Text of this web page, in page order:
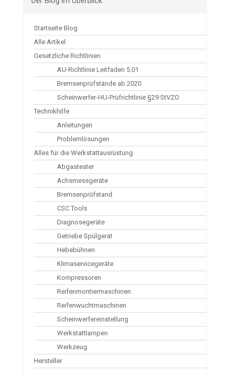
Startseite Blog
Alle Artikel
Gesetzliche Richtlinien
AU-Richtlinie Leitfaden 5.01
Bremsenprüfstände ab 2020
Scheinwerfer-HU-Prüfrichtlinie §29 StVZO
Technikhilfe
Anleitungen
Problemlösungen
Alles für die Werkstattausrüstung
Abgastester
Achsmessgeräte
Bremsenprüfstand
CSC Tools
Diagnosegeräte
Getriebe Spülgerät
Hebebühnen
Klimaservicegeräte
Kompressoren
Reifenmontiermaschinen
Reifenwuchtmaschinen
Scheinwerfereinstellung
Werkstattlampen
Werkzeug
Hersteller